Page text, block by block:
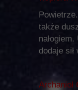
także
dodaje
Archanioł